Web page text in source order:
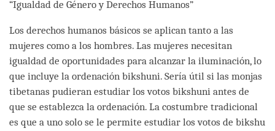
“Igualdad de Género y Derechos Humanos”
Los derechos humanos básicos se aplican tanto a las
mujeres como a los hombres. Las mujeres necesitan
igualdad de oportunidades para alcanzar la iluminación, lo
que incluye la ordenación bikshuni. Sería útil si las monjas
tibetanas pudieran estudiar los votos bikshuni antes de
que se establezca la ordenación. La costumbre tradicional
es que a uno solo se le permite estudiar los votos de bikshu